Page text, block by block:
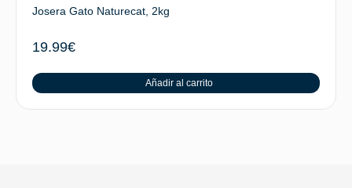
Josera Gato Naturecat, 2kg
19.99€
Añadir al carrito